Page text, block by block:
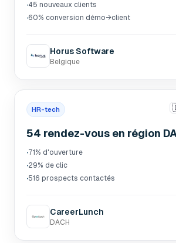
·45 nouveaux clients
·60% conversion démo→client
Horus Software
Belgique
HR-tech
54 rendez-vous en région
·71% d'ouverture
·29% de clic
·516 prospects contactés
CareerLunch
DACH